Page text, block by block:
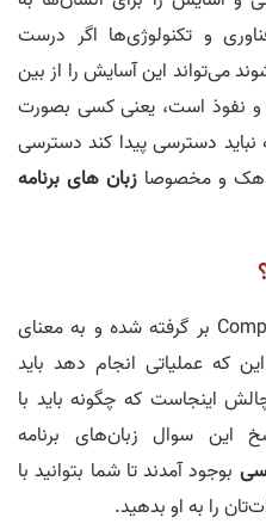
ارمغان آورده است اما همین فناوری و تکنولوژی‌‎ها اگر درست
می‌تواند این آسایش را از بین
و نفوذ است، یعنی کسی بصورت
نباید دسترسی پیدا کند دسترسی
هک و مخصوصا زبان های برنامه
کامپیوتر (Computer) از واژه Compute بر گرفته شده و به معنای
که عملیاتی انجام دهد باید
اینجاست که چگونه باید با
این سوال زبان‌های برنامه
بوجود آمدند تا شما بتوانید با
را به او بدهید.